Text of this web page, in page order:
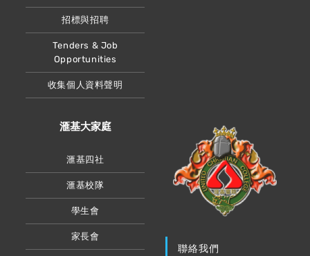
招標與招聘
Tenders & Job
Opportunities
收集個人資料聲明
滙基大家庭
滙基四社
滙基校隊
學生會
家長會
聯絡我們